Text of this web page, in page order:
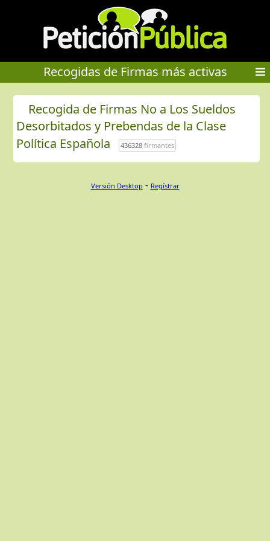
Recogidas de Firmas más activas
Recogida de Firmas No a Los Sueldos
Desorbitados y Prebendas de la Clase
Política Española
436328firmantes
Versión Desktop - Regístrar